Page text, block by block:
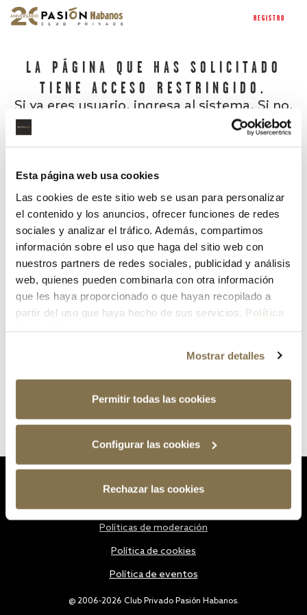
Esta página web usa cookies
Las cookies de este sitio web se usan para personalizar
el contenido y los anuncios, ofrecer funciones de redes
sociales y analizar el tráfico. Además, compartimos
información sobre el uso que haga del sitio web con
nuestros partners de redes sociales, publicidad y análisis
web, quienes pueden combinarla con otra información
que les haya proporcionado o que hayan recopilado a
partir del uso que haya hecho de sus servicios. Política
Mostrar detalles
Permitir todas las cookies
Configurar las cookies
Rechazar las cookies
REGISTRO
LA PÁGINA QUE HAS SOLICITADO
TIENE ACCESO RESTRINGIDO.
Si ya eres usuario, ingresa al sistema. Si no,
¿Has olvidado tu contraseña?
@ 2006-2026 Club Privado Pasión Habanos.
Políticas de moderación
Política de cookies
Política de eventos